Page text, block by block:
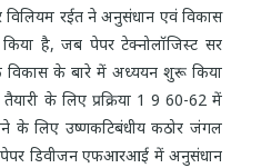
रईत ने अनुसंधान एवं विकास
है, जब पेपर टेक्नोलॉजिस्ट सर
के बारे में अध्ययन शुरू किया
के लिए प्रक्रिया 1 9 60-62 में
के लिए उष्णकटिबंधीय कठोर जंगल
डिवीजन एफआरआई में अनुसंधान